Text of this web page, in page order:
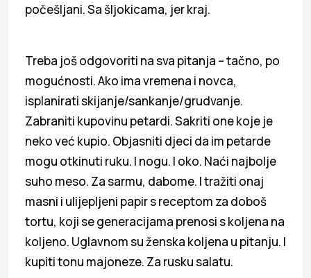
počešljani. Sa šljokicama, jer kraj.
Treba još odgovoriti na sva pitanja – tačno, po
mogućnosti. Ako ima vremena i novca,
isplanirati skijanje/sankanje/grudvanje.
Zabraniti kupovinu petardi. Sakriti one koje je
neko već kupio. Objasniti djeci da im petarde
mogu otkinuti ruku. I nogu. I oko. Naći najbolje
suho meso. Za sarmu, dabome. I tražiti onaj
masni i ulijepljeni papir s receptom za doboš
tortu, koji se generacijama prenosi s koljena na
koljeno. Uglavnom su ženska koljena u pitanju. I
kupiti tonu majoneze. Za rusku salatu.